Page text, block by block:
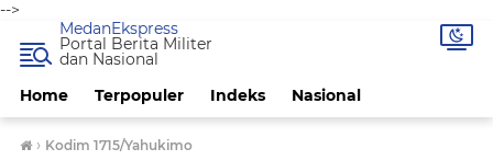
-->
Home Terpopuler Indeks Nasional
MedanEkspress
Portal Berita Militer
dan Nasional
› Kodim 1715/Yahukimo